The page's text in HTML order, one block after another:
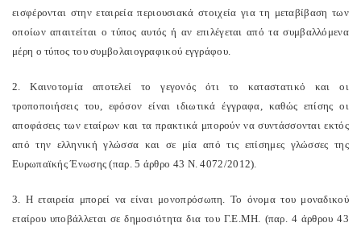
εισφέρονται στην εταιρεία περιουσιακά στοιχεία για τη μεταβίβαση των
οποίων απαιτείται ο τύπος αυτός ή αν επιλέγεται από τα συμβαλλόμενα
μέρη ο τύπος του συμβολαιογραφικού εγγράφου.
2. Καινοτομία αποτελεί το γεγονός ότι το καταστατικό και οι
τροποποιήσεις του, εφόσον είναι ιδιωτικά έγγραφα, καθώς επίσης οι
αποφάσεις των εταίρων και τα πρακτικά μπορούν να συντάσσονται εκτός
από την ελληνική γλώσσα και σε μία από τις επίσημες γλώσσες της
Ευρωπαϊκής Ένωσης (παρ. 5 άρθρο 43 Ν. 4072/2012).
3. Η εταιρεία μπορεί να είναι μονοπρόσωπη. Το όνομα του μοναδικού
εταίρου υποβάλλεται σε δημοσιότητα δια του Γ.Ε.ΜΗ. (παρ. 4 άρθρου 43